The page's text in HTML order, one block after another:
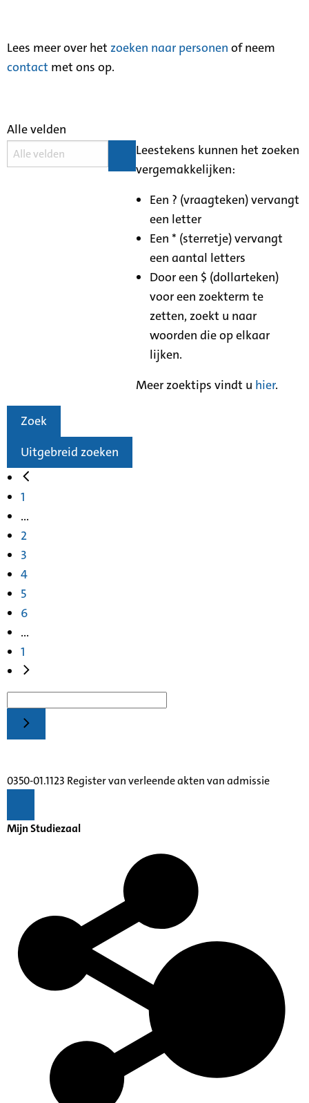
Lees meer over het zoeken naar personen of neem
contact met ons op.
Alle velden
Leestekens kunnen het zoeken
vergemakkelijken:
Een ? (vraagteken) vervangt
een letter
Een * (sterretje) vervangt
een aantal letters
Door een $ (dollarteken)
voor een zoekterm te
zetten, zoekt u naar
woorden die op elkaar
lijken.
Meer zoektips vindt u hier.
Zoek
Uitgebreid zoeken
1
...
2
3
4
5
6
...
1
0350-01.1123 Register van verleende akten van admissie
Mijn Studiezaal